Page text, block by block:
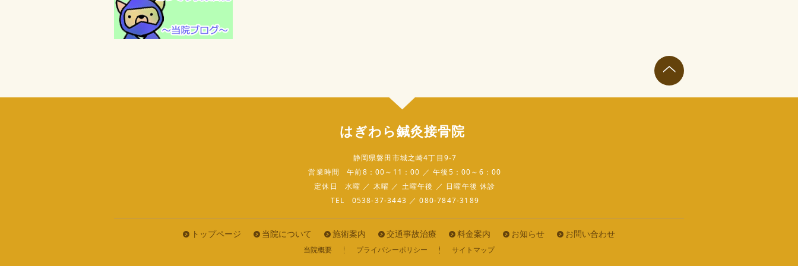
はぎわら鍼灸接骨院
静岡県磐田市城之崎4丁目9-7
営業時間
午前8：00～11：00 ／ 午後5：00～6：00
定休日
水曜 ／ 木曜 ／ 土曜午後 ／ 日曜午後 休診
TEL
0538-37-3443 ／ 080-7847-3189
トップページ 当院について 施術案内 交通事故治療 料金案内 お知らせ お問い合わせ
当院概要 プライバシーポリシー サイトマップ